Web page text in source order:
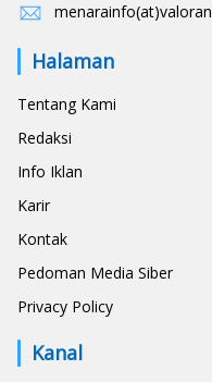
Halaman
Tentang Kami
Redaksi
Info Iklan
Karir
Kontak
Pedoman Media Siber
Privacy Policy
Kanal